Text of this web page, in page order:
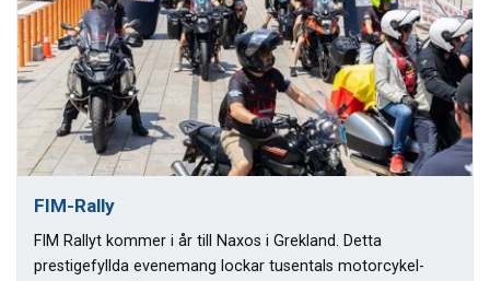
FIM-Rally
FIM Rallyt kommer i år till Naxos i Grekland. Detta
prestigefyllda evenemang lockar tusentals motorcykel-